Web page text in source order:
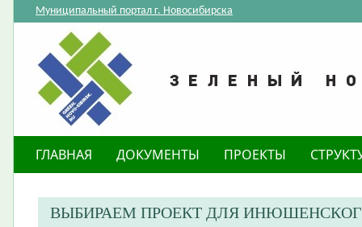
Муниципальный портал г. Новосибирска
ГЛАВНАЯ ДОКУМЕНТЫ ПРОЕКТЫ
ВЫБИРАЕМ ПРОЕКТ ДЛЯ